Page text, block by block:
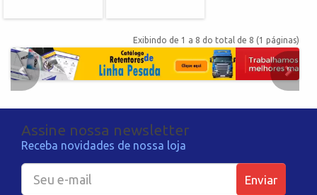
Exibindo de 1 a 8 do total de 8 (1 páginas)
Assine nossa newsletter
Receba novidades de nossa loja
Enviar